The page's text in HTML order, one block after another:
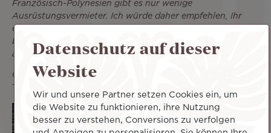
Französisch-Polynesien gibt es nur wenige
Ausrüstungsvermieter. Ich würde daher empfehlen, Ihr
eigenes Surfboard mitzubringen, wenn Sie ein
begeisterter Surfer sind, oder eine Surfschule
aufzusuchen, wenn Sie Anfänger sind.”
Gut zu wissen: Air Tahiti Nui bietet Ihnen den kostenlosen
Datenschutz auf dieser
Website
Wir und unsere Partner setzen Cookies ein, um
die Website zu funktionieren, ihre Nutzung
besser zu verstehen, Conversions zu verfolgen